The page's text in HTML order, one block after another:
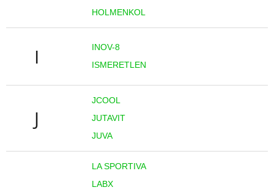
HOLMENKOL
I
INOV-8
ISMERETLEN
J
JCOOL
JUTAVIT
JUVA
LA SPORTIVA
LABX